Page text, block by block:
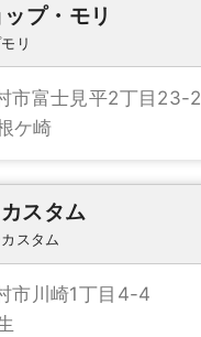
プ・モリ
リ
市富士見平2丁目23-2
ケ崎
スタム
スタム
市川崎1丁目4-4